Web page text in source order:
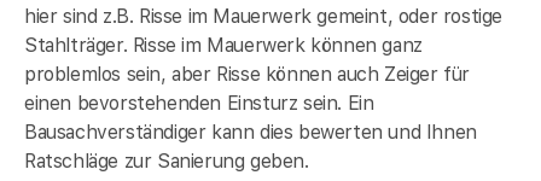
hier sind z.B. Risse im Mauerwerk gemeint, oder rostige
Stahlträger. Risse im Mauerwerk können ganz
problemlos sein, aber Risse können auch Zeiger für
einen bevorstehenden Einsturz sein. Ein
Bausachverständiger kann dies bewerten und Ihnen
Ratschläge zur Sanierung geben.